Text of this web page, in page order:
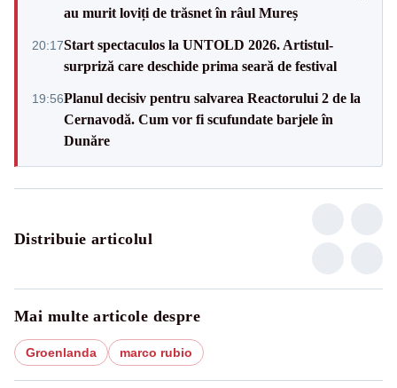
au murit loviți de trăsnet în râul Mureș
20:17Start spectaculos la UNTOLD 2026. Artistul-
surpriză care deschide prima seară de festival
19:56Planul decisiv pentru salvarea Reactorului 2 de la
Cernavodă. Cum vor fi scufundate barjele în
Dunăre
Distribuie articolul
Mai multe articole despre
Groenlanda marco rubio